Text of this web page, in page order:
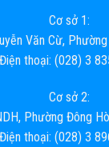
Cơ sở 1:
Văn Cừ, Phường
Điện thoại: (028) 3
Cơ sở 2:
Phường Đông
Điện thoại: (028) 3